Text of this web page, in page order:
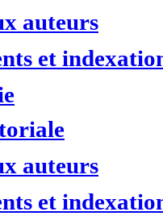
auteurs
et
auteurs
et